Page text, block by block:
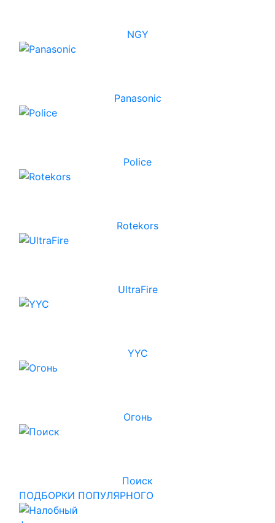
NGY
Panasonic
Police
Rotekors
UltraFire
YYC
Огонь
Поиск
ПОДБОРКИ ПОПУЛЯРНОГО